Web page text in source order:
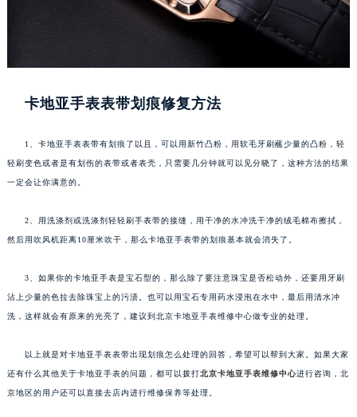
卡地亚手表表带划痕修复方法
1、卡地亚手表表带有划痕了以且，可以用新竹凸粉，用软毛牙刷蘸少量的凸粉，轻
轻刷变色或者是有划伤的表带或者表壳，只需要几分钟就可以见分晓了，这种方法的结果
一定会让你满意的。
2、用洗涤剂或洗涤剂轻轻刷手表带的接缝，用干净的水冲洗干净的绒毛棉布擦拭，
然后用吹风机距离10厘米吹干，那么卡地亚手表带的划痕基本就会消失了。
3、如果你的卡地亚手表是宝石型的，那么除了要注意珠宝是否松动外，还要用牙刷
沾上少量的色拉去除珠宝上的污渍。也可以用宝石专用药水浸泡在水中，最后用清水冲
洗，这样就会有原来的光亮了，建议到北京卡地亚手表维修中心做专业的处理。
以上就是对卡地亚手表表带出现划痕怎么处理的回答，希望可以帮到大家。如果大家
还有什么其他关于卡地亚手表的问题，都可以拨打北京卡地亚手表维修中心进行咨询，北
京地区的用户还可以直接去店内进行维修保养等处理。